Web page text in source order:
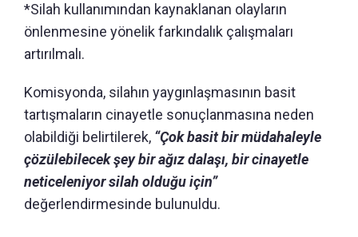
*Silah kullanımından kaynaklanan olayların
önlenmesine yönelik farkındalık çalışmaları
artırılmalı.
Komisyonda, silahın yaygınlaşmasının basit
tartışmaların cinayetle sonuçlanmasına neden
olabildiği belirtilerek, “Çok basit bir müdahaleyle
çözülebilecek şey bir ağız dalaşı, bir cinayetle
neticeleniyor silah olduğu için”
değerlendirmesinde bulunuldu.